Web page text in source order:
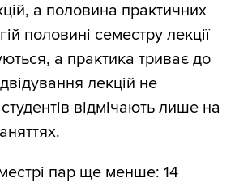
а половина практичних
половині семестру лекції
а практика триває до
лекцій не
відмічають лише на
пар ще менше: 14